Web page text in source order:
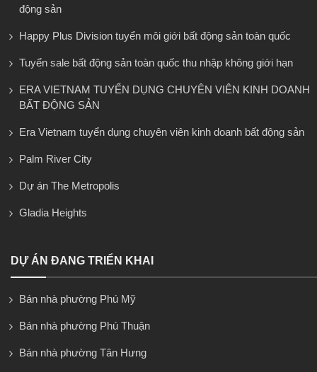
động sản
Happy Plus Division tuyển môi giới bất động sản toàn quốc
Tuyển sale bất động sản toàn quốc thu nhập không giới hạn
ERA VIETNAM TUYỂN DỤNG CHUYÊN VIÊN KINH DOANH
BẤT ĐỘNG SẢN
Era Vietnam tuyển dụng chuyên viên kinh doanh bất động sản
Palm River City
Dự án The Metropolis
Gladia Heights
DỰ ÁN ĐANG TRIỂN KHAI
Bán nhà phường Phú Mỹ
Bán nhà phường Phú Thuận
Bán nhà phường Tân Hưng